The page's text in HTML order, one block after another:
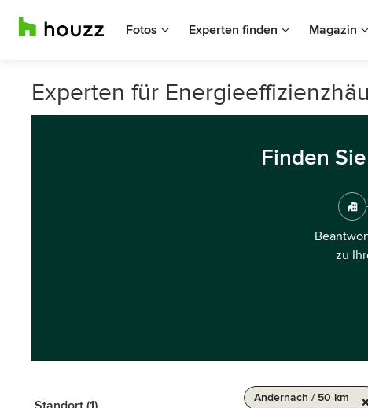
Fotos Experten finden Magazin
Experten für
Finden
zu
Andernach / 50 km